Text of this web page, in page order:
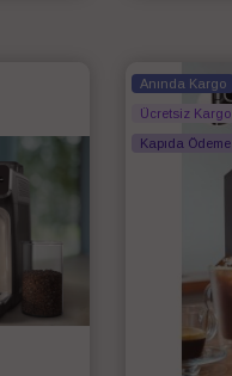
Anında Kargo
Ücretsiz Kargo
Kapıda Ödeme